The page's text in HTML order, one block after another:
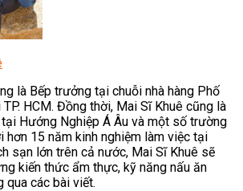
là Bếp trưởng tại chuỗi nhà hàng Phố
HCM. Đồng thời, Mai Sĩ Khuê cũng là
Hướng Nghiệp Á Âu và một số trường
hơn 15 năm kinh nghiệm làm việc tại
sạn lớn trên cả nước, Mai Sĩ Khuê sẽ
kiến thức ẩm thực, kỹ năng nấu ăn
qua các bài viết.